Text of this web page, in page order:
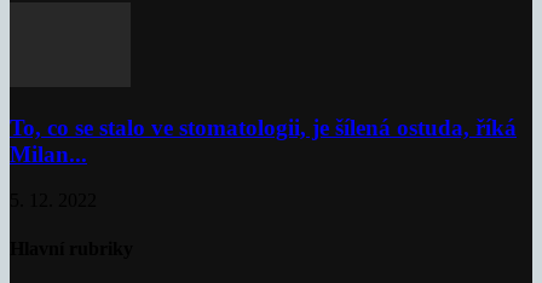
To, co se stalo ve stomatologii, je šílená ostuda, říká
Milan...